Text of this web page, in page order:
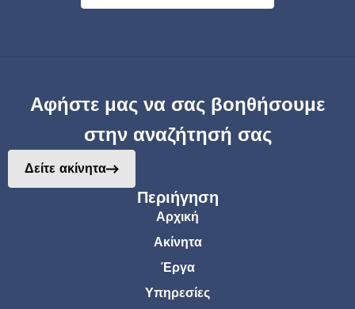
Αφήστε μας να σας βοηθήσουμε
στην αναζήτησή σας
Δείτε ακίνητα
Περιήγηση
Αρχική
Ακίνητα
Έργα
Υπηρεσίες